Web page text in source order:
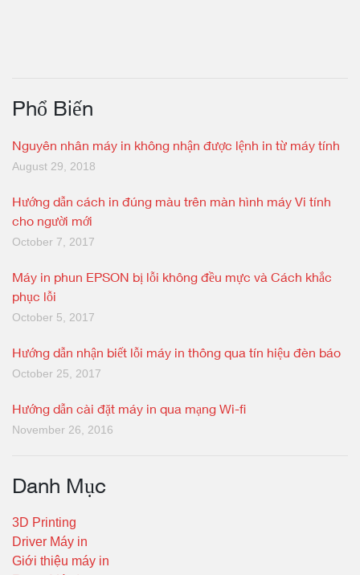
Phổ Biến
Nguyên nhân máy in không nhận được lệnh in từ máy tính
August 29, 2018
Hướng dẫn cách in đúng màu trên màn hình máy Vi tính
cho người mới
October 7, 2017
Máy in phun EPSON bị lỗi không đều mực và Cách khắc
phục lỗi
October 5, 2017
Hướng dẫn nhận biết lỗi máy in thông qua tín hiệu đèn báo
October 25, 2017
Hướng dẫn cài đặt máy in qua mạng Wi-fi
November 26, 2016
Danh Mục
3D Printing
Driver Máy in
Giới thiệu máy in